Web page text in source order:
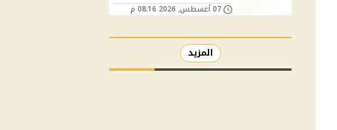
07 أغسطس, 2026 08:16 م
المزيد